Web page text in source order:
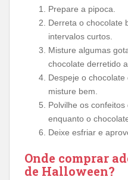
Prepare a pipoca.
Derreta o chocolate
intervalos curtos.
Misture algumas
chocolate derretido
Despeje o
misture bem.
Polvilhe os
enquanto o
Deixe esfriar e
Onde comprar
de Halloween?